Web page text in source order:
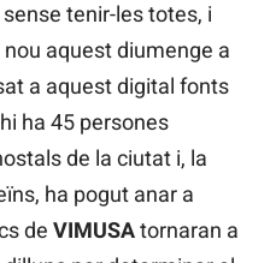
tenir-les totes, i
aquest diumenge a
a aquest digital fonts
ha 45 persones
de la ciutat i, la
ha pogut anar a
de VIMUSAtornaran a